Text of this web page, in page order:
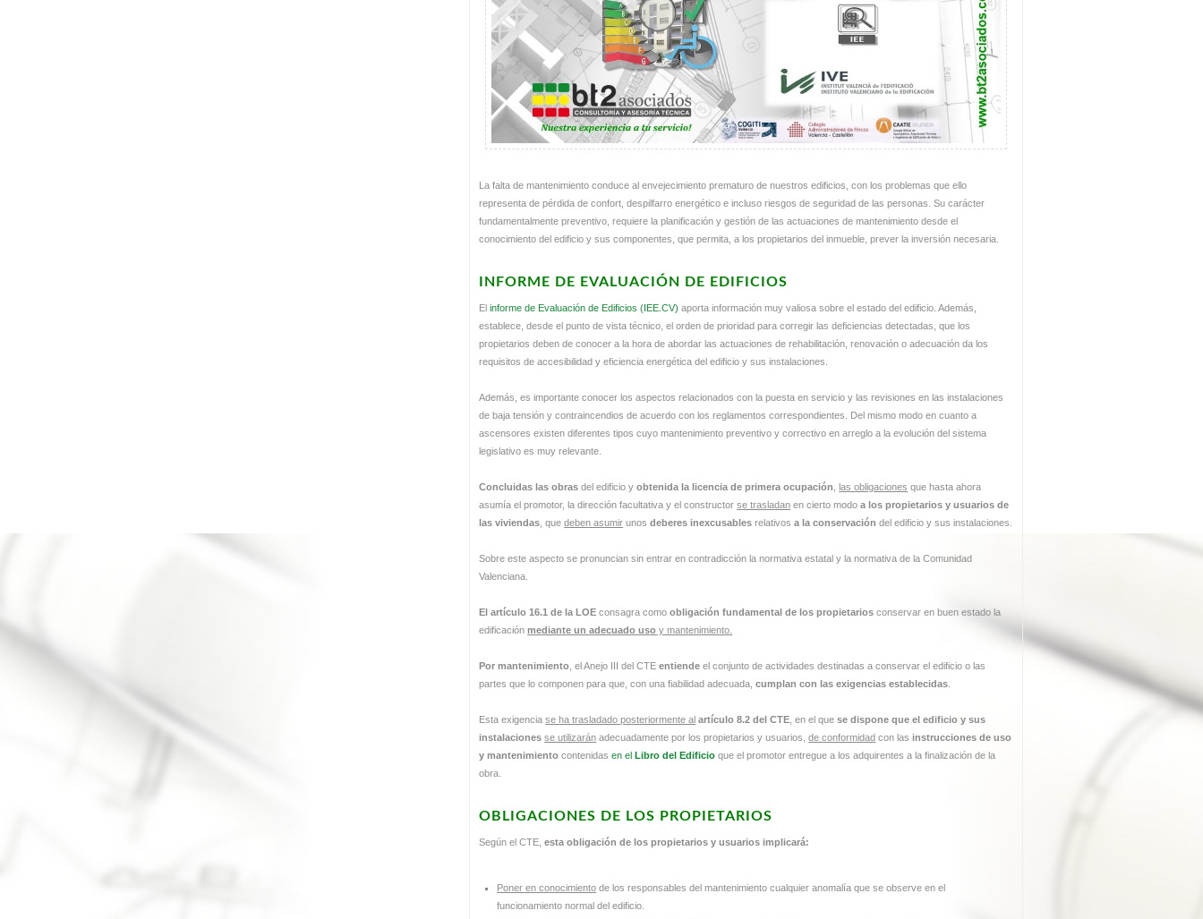
La falta de mantenimiento conduce al envejecimiento prematuro de nuestros edificios, con los problemas que ello
representa de pérdida de confort, despilfarro energético e incluso riesgos de seguridad de las personas. Su carácter
fundamentalmente preventivo, requiere la planificación y gestión de las actuaciones de mantenimiento desde el
conocimiento del edificio y sus componentes, que permita, a los propietarios del inmueble, prever la inversión necesaria.
INFORME DE EVALUACIÓN DE EDIFICIOS
Elinforme de Evaluación de Edificios (IEE.CV) aporta información muy valiosa sobre el estado del edificio. Además,
establece, desde el punto de vista técnico, el orden de prioridad para corregir las deficiencias detectadas, que los
propietarios deben de conocer a la hora de abordar las actuaciones de rehabilitación, renovación o adecuación da los
requisitos de accesibilidad y eficiencia energética del edificio y sus instalaciones.
Además, es importante conocer los aspectos relacionados con la puesta en servicio y las revisiones en las instalaciones
de baja tensión y contraincendios de acuerdo con los reglamentos correspondientes. Del mismo modo en cuanto a
ascensores existen diferentes tipos cuyo mantenimiento preventivo y correctivo en arreglo a la evolución del sistema
legislativo es muy relevante.
Concluidas las obrasdel edificio yobtenida la licencia de primera ocupación ,las obligaciones que hasta ahora
asumía el promotor, la dirección facultativa y el constructorse trasladan en cierto modoa los propietarios y usuarios de
las viviendas , quedeben asumir unosdeberes inexcusables relativosa la conservacióndel edificio y sus instalaciones.
Sobre este aspecto se pronuncian sin entrar en contradicción la normativa estatal y la normativa de la Comunidad
Valenciana.
El artículo 16.1 de la LOE consagra comoobligación fundamental de los propietarios conservar en buen estado la
edificaciónmediante un adecuado uso y mantenimiento.
Por mantenimiento , el Anejo III del CTEentiende el conjunto de actividades destinadas a conservar el edificio o las
partes que lo componen para que, con una fiabilidad adecuada,cumplan con las exigencias establecidas
Esta exigenciase ha trasladado posteriormente al artículo 8.2 del CTE , en el quese dispone que el edificio y sus
instalacionesse utilizarán adecuadamente por los propietarios y usuarios,de conformidad con lasinstrucciones de uso
y mantenimiento contenidasen elLibro del Edificio que el promotor entregue a los adquirentes a la finalización de la
obra.
OBLIGACIONES DE LOS PROPIETARIOS
Según el CTE,esta obligación de los propietarios y usuarios implicará:
Poner en conocimiento de los responsables del mantenimiento cualquier anomalía que se observe en el
funcionamiento normal del edificio.